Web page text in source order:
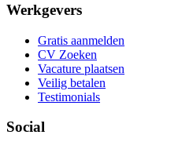
Werkgevers
Gratis aanmelden
CV Zoeken
Vacature plaatsen
Veilig betalen
Testimonials
Social